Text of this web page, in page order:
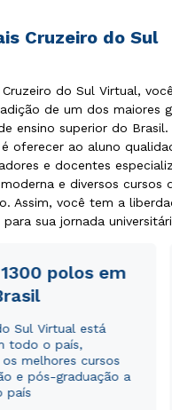
Cruzeiro do Sul
do Sul Virtual,
de um dos maiores
ensino superior do Brasil.
oferecer ao aluno
e docentes
e diversos cursos
Assim, você tem a
sua jornada
polos em
Sul Virtual está
todo o país,
melhores cursos
e pós-graduação a
país